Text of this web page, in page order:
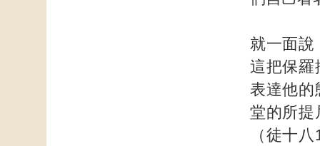
就一面說
這把保羅
表達他的
堂的所提
（徒十